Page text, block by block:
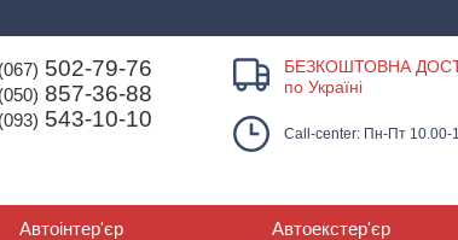
(067) 502-79-76
(050) 857-36-88
(093) 543-10-10
БЕЗКОШТОВНА
по Україні
Call-center: Пн-Пт 10.00-
Автоінтер'єр Автоекстер'єр